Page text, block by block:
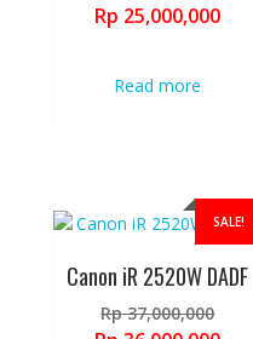
Rp 25,000,000
Read more
SALE!
Canon iR 2520W DADF
Rp37,000,000